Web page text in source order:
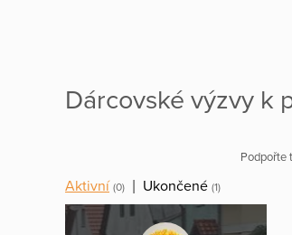
Dárcovské výzvy k
Podpořte
Aktivní (0) Ukončené (1)